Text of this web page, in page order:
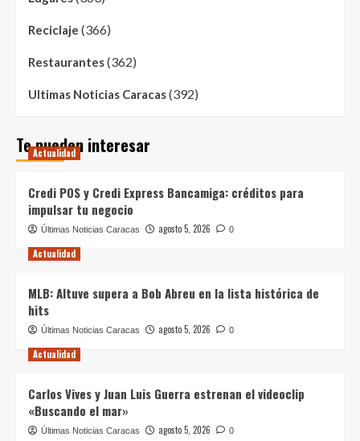
Reciclaje (366)
Restaurantes(362)
Ultimas Noticias Caracas(392)
Te pueden interesar
Actualidad
Credi POS y Credi Express Bancamiga: créditos para
impulsar tu negocio
Últimas Noticias Caracas agosto 5, 2026 0
Actualidad
MLB: Altuve supera a Bob Abreu en la lista histórica de
hits
Últimas Noticias Caracas agosto 5, 2026 0
Actualidad
Carlos Vives y Juan Luis Guerra estrenan el videoclip
«Buscando el mar»
Últimas Noticias Caracas agosto 5, 2026 0